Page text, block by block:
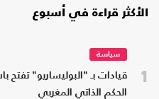
الأكثر قراءة في أسبوع
1
سياسة
قيادات بـ "البوليساريو" تفتح
الحكم الذاتي المغربي